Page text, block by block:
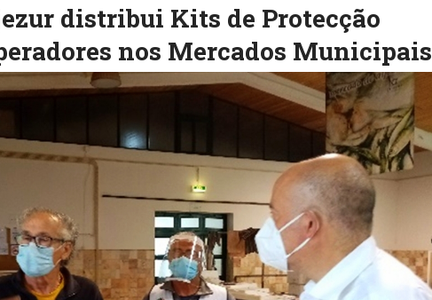
distribui Kits de Protecção
nos Mercados Municipais